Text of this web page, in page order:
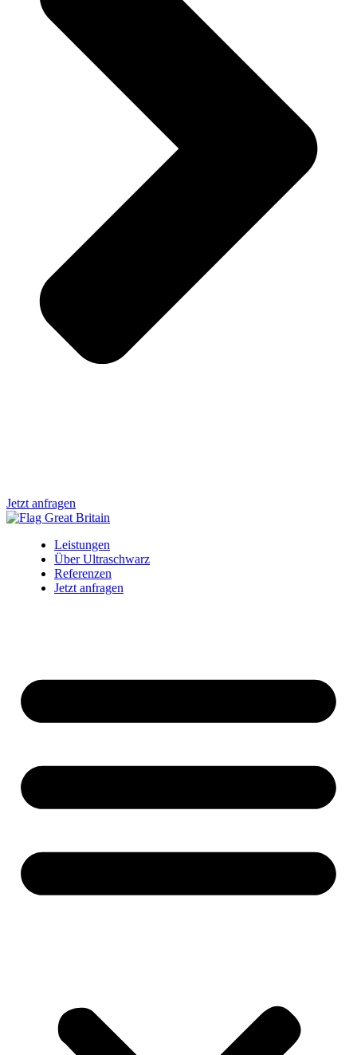
Jetzt anfragen
Leistungen
Über Ultraschwarz
Referenzen
Jetzt anfragen